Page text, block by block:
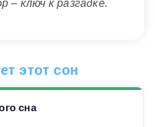
– ключ к разгадке.
этот сон
сна